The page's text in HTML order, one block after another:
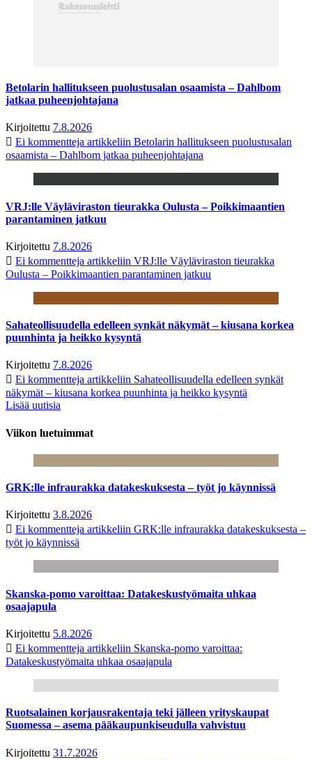
Betolarin hallitukseen puolustusalan osaamista – Dahlbom
jatkaa puheenjohtajana
Kirjoitettu 7.8.2026
Ei kommentteja artikkeliin Betolarin hallitukseen puolustusalan
osaamista – Dahlbom jatkaa puheenjohtajana
VRJ:lle Väyläviraston tieurakka Oulusta – Poikkimaantien
parantaminen jatkuu
Kirjoitettu 7.8.2026
Ei kommentteja artikkeliin VRJ:lle Väyläviraston tieurakka
Oulusta – Poikkimaantien parantaminen jatkuu
Sahateollisuudella edelleen synkät näkymät – kiusana korkea
puunhinta ja heikko kysyntä
Kirjoitettu 7.8.2026
Ei kommentteja artikkeliin Sahateollisuudella edelleen synkät
näkymät – kiusana korkea puunhinta ja heikko kysyntä
Lisää uutisia
Viikon luetuimmat
GRK:lle infraurakka datakeskuksesta – työt jo käynnissä
Kirjoitettu 3.8.2026
Ei kommentteja artikkeliin GRK:lle infraurakka datakeskuksesta –
työt jo käynnissä
Skanska-pomo varoittaa: Datakeskustyömaita uhkaa
osaajapula
Kirjoitettu 5.8.2026
Ei kommentteja artikkeliin Skanska-pomo varoittaa:
Datakeskustyömaita uhkaa osaajapula
Ruotsalainen korjausrakentaja teki jälleen yrityskaupat
Suomessa – asema pääkaupunkiseudulla vahvistuu
Kirjoitettu 31.7.2026